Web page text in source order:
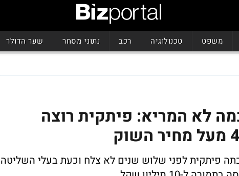
משפט טכנולוגיה רכב נתוני מסחר שער הדולר
לא המריא: פיתקית רוצה
פיתקית לפני שלוש שנים לא צלח וכעת בעלי השליטה